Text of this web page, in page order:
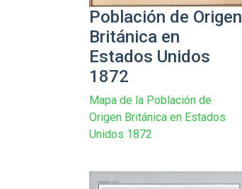
Población de Origen
Británica en
Estados Unidos
1872
Mapa de la Población de
Origen Británica en Estados
Unidos 1872